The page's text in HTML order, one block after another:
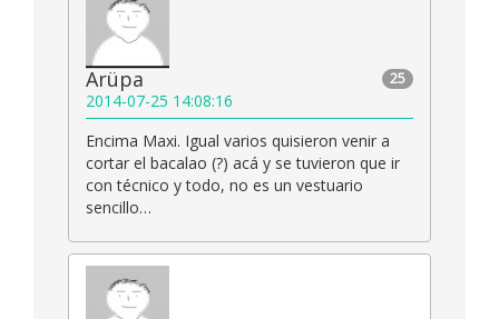
25
Arüpa
2014-07-25 14:08:16
Encima Maxi. Igual varios quisieron venir a
cortar el bacalao (?) acá y se tuvieron que ir
con técnico y todo, no es un vestuario
sencillo…